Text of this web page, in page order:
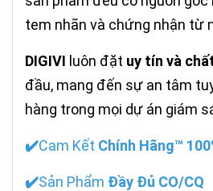
tem nhãn và chứng nhận từ
DIGIVI luôn đặt uy tín và
đầu, mang đến sự an tâm
hàng trong mọi dự án giám
✔️Cam Kết Chính Hãng™
✔️Sản Phẩm Đầy Đủ CO/CQ